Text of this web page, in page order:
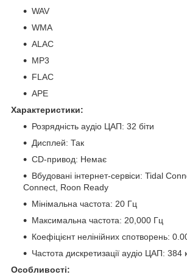
WAV
WMA
ALAC
MP3
FLAC
APE
Характеристики:
Розрядність аудіо ЦАП: 32 біти
Дисплей: Так
CD-привод: Немає
Вбудовані інтернет-сервіси: Tidal
Connect, Roon Ready
Мінімальна частота: 20 Гц
Максимальна частота: 20,000 Гц
Коефіцієнт нелінійних спотворень:
Частота дискретизації аудіо ЦАП: 384
Особливості: